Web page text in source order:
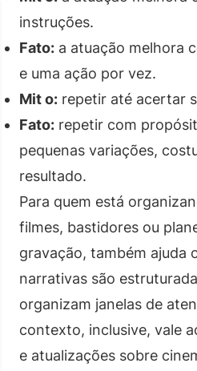
instruções.
Fato: a atuação melhora
e uma ação por vez.
Mit o: repetir até acertar
Fato: repetir com
pequenas variações,
resultado.
Para quem está
filmes, bastidores ou
gravação, também ajuda
narrativas são
organizam janelas de
contexto, inclusive, vale
e atualizações sobre